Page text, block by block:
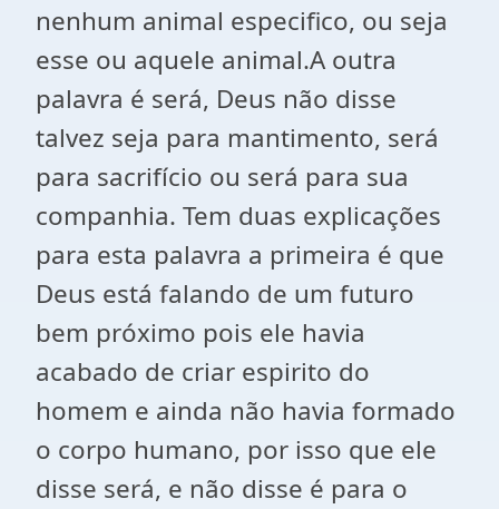
nenhum animal especifico, ou seja
esse ou aquele animal.A outra
palavra é será, Deus não disse
talvez seja para mantimento, será
para sacrifício ou será para sua
companhia. Tem duas explicações
para esta palavra a primeira é que
Deus está falando de um futuro
bem próximo pois ele havia
acabado de criar espirito do
homem e ainda não havia formado
o corpo humano, por isso que ele
disse será, e não disse é para o